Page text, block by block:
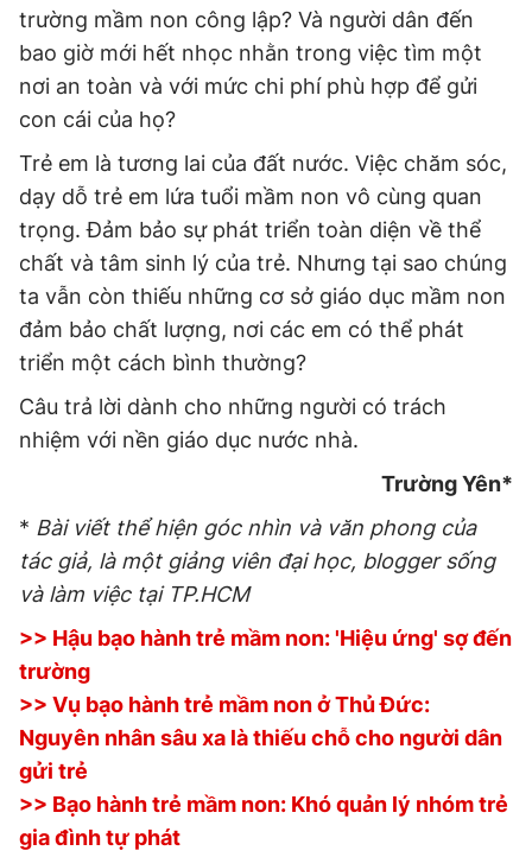
trường mầm non công lập? Và người dân đến
bao giờ mới hết nhọc nhằn trong việc tìm một
nơi an toàn và với mức chi phí phù hợp để gửi
con cái của họ?
Trẻ em là tương lai của đất nước. Việc chăm sóc,
dạy dỗ trẻ em lứa tuổi mầm non vô cùng quan
trọng. Đảm bảo sự phát triển toàn diện về thể
chất và tâm sinh lý của trẻ. Nhưng tại sao chúng
ta vẫn còn thiếu những cơ sở giáo dục mầm non
đảm bảo chất lượng, nơi các em có thể phát
triển một cách bình thường?
Câu trả lời dành cho những người có trách
nhiệm với nền giáo dục nước nhà.
Trường Yên*
* Bài viết thể hiện góc nhìn và văn phong của
tác giả, là một giảng viên đại học, blogger sống
và làm việc tại TP.HCM
>> Hậu bạo hành trẻ mầm non: 'Hiệu ứng' sợ đến
trường
>> Vụ bạo hành trẻ mầm non ở Thủ Đức:
Nguyên nhân sâu xa là thiếu chỗ cho người dân
gửi trẻ
>> Bạo hành trẻ mầm non: Khó quản lý nhóm trẻ
gia đình tự phát